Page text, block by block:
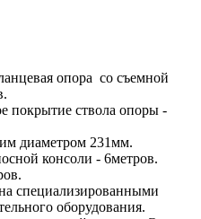
опора со съемной
покрытие ствола опоры -
диаметром 231мм.
консоли - 6метров.
специализированными
оборудования.